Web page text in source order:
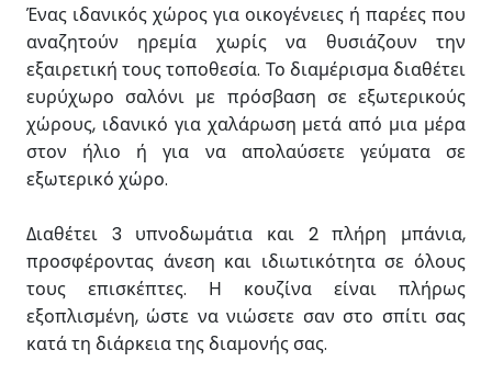
Ένας ιδανικός χώρος για οικογένειες ή παρέες που
αναζητούν ηρεμία χωρίς να θυσιάζουν την
εξαιρετική τους τοποθεσία. Το διαμέρισμα διαθέτει
ευρύχωρο σαλόνι με πρόσβαση σε εξωτερικούς
χώρους, ιδανικό για χαλάρωση μετά από μια μέρα
στον ήλιο ή για να απολαύσετε γεύματα σε
εξωτερικό χώρο.
Διαθέτει 3 υπνοδωμάτια και 2 πλήρη μπάνια,
προσφέροντας άνεση και ιδιωτικότητα σε όλους
τους επισκέπτες. Η κουζίνα είναι πλήρως
εξοπλισμένη, ώστε να νιώσετε σαν στο σπίτι σας
κατά τη διάρκεια της διαμονής σας.